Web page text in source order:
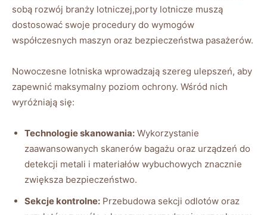
sobą rozwój branży lotniczej,porty lotnicze muszą
dostosować swoje procedury do wymogów
współczesnych maszyn oraz bezpieczeństwa pasażerów.
Nowoczesne lotniska wprowadzają szereg ulepszeń, aby
zapewnić maksymalny poziom ochrony. Wśród nich
wyróżniają się:
Technologie skanowania: Wykorzystanie
zaawansowanych skanerów bagażu oraz urządzeń do
detekcji metali i materiałów wybuchowych znacznie
zwiększa bezpieczeństwo.
Sekcje kontrolne: Przebudowa sekcji odlotów oraz